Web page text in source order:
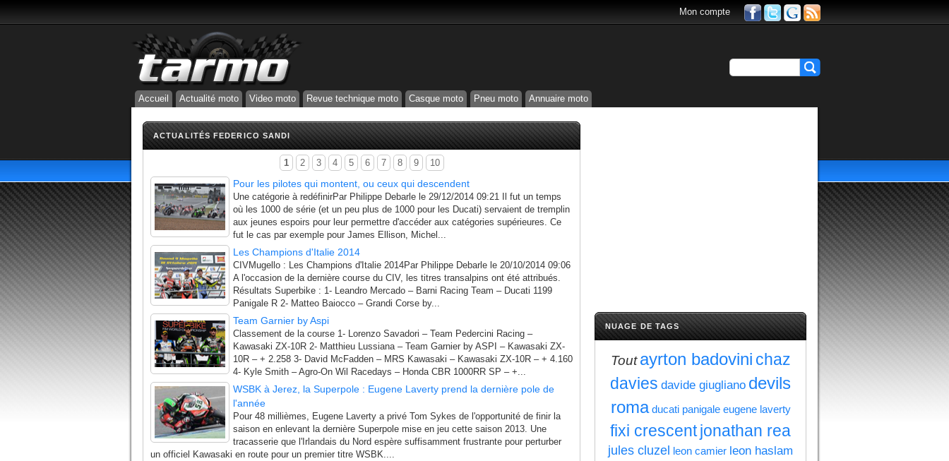
Mon compte
Accueil Actualité moto Video moto Revue technique moto Casque moto Pneu moto Annuaire moto
ACTUALITÉS FEDERICO SANDI
1 2 3 4 5 6 7 8 9 10
Pour les pilotes qui montent, ou ceux qui descendent
Une catégorie à redéfinirPar Philippe Debarle le 29/12/2014 09:21 Il fut un temps
où les 1000 de série (et un peu plus de 1000 pour les Ducati) servaient de tremplin
aux jeunes espoirs pour leur permettre d'accéder aux catégories supérieures. Ce
fut le cas par exemple pour James Ellison, Michel...
Les Champions d'Italie 2014
CIVMugello : Les Champions d'Italie 2014Par Philippe Debarle le 20/10/2014 09:06
A l'occasion de la dernière course du CIV, les titres transalpins ont été attribués.
Résultats Superbike : 1- Leandro Mercado – Barni Racing Team – Ducati 1199
Panigale R 2- Matteo Baiocco – Grandi Corse by...
Team Garnier by Aspi
Classement de la course 1- Lorenzo Savadori – Team Pedercini Racing –
Kawasaki ZX-10R 2- Matthieu Lussiana – Team Garnier by ASPI – Kawasaki ZX-
10R – + 2.258 3- David McFadden – MRS Kawasaki – Kawasaki ZX-10R – + 4.160
4- Kyle Smith – Agro-On Wil Racedays – Honda CBR 1000RR SP – +...
WSBK à Jerez, la Superpole : Eugene Laverty prend la dernière pole de
l'année
Pour 48 millièmes, Eugene Laverty a privé Tom Sykes de l'opportunité de finir la
saison en enlevant la dernière Superpole mise en jeu cette saison 2013. Une
tracasserie que l'Irlandais du Nord espère suffisamment frustrante pour perturber
un officiel Kawasaki en route pour un premier titre WSBK....
NUAGE DE TAGS
Tout ayrton badovini chaz
davies davide giugliano devils
roma ducati panigale eugene laverty
fixi crescentjonathan rea
jules cluzel leon camier leon haslam